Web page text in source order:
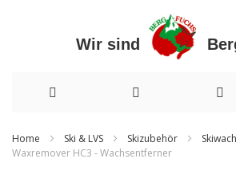
Wir sind
zum
Home Ski & LVS Skizubehör
Waxremover HC3 - Wachsentferner